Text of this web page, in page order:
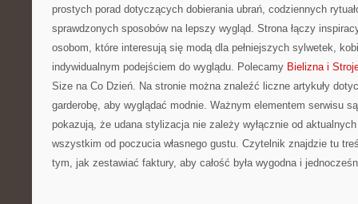
prostych porad dotyczących dobierania ubrań, codziennych
sprawdzonych sposobów na lepszy wygląd. Strona łączy
osobom, które interesują się modą dla pełniejszych sylwetek,
indywidualnym podejściem do wyglądu. Polecamy Bielizna i
Size na Co Dzień. Na stronie można znaleźć liczne artykuły
garderobę, aby wyglądać modnie. Ważnym elementem serwisu
pokazują, że udana stylizacja nie zależy wyłącznie od
wszystkim od poczucia własnego gustu. Czytelnik znajdzie tu
tym, jak zestawiać faktury, aby całość była wygodna i